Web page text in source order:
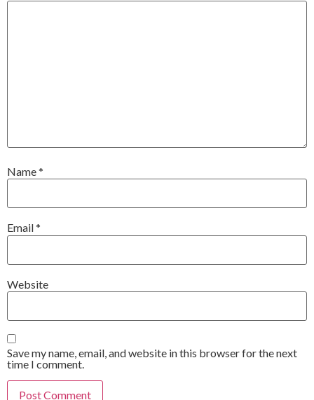
Name*
Email*
Website
Save my name, email, and website in this browser for the next
time I comment.